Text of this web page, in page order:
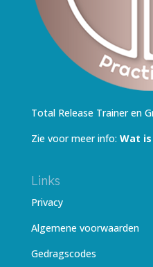
Total Release Trainer en
Zie voor meer info: Wat
Links
Privacy
Algemene voorwaarden
Gedragscodes